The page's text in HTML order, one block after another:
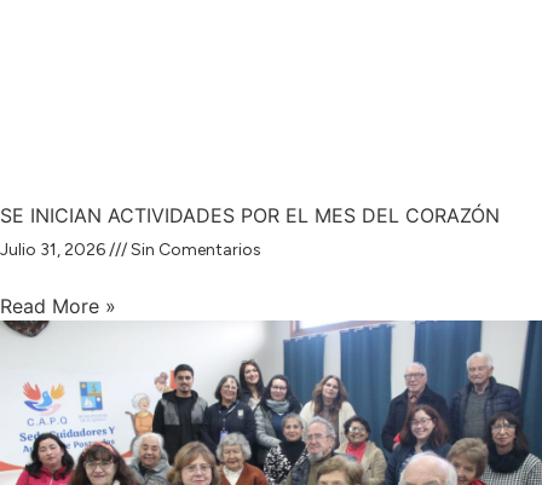
SE INICIAN ACTIVIDADES POR EL MES DEL CORAZÓN
Julio 31, 2026 Sin Comentarios
Read More »